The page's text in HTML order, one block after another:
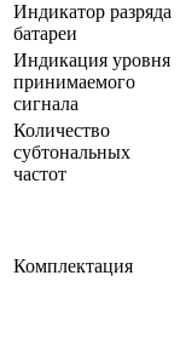
Индикатор разряда
батареи
Индикация уровня
принимаемого
сигнала
Количество
субтональных
частот
Комплектация